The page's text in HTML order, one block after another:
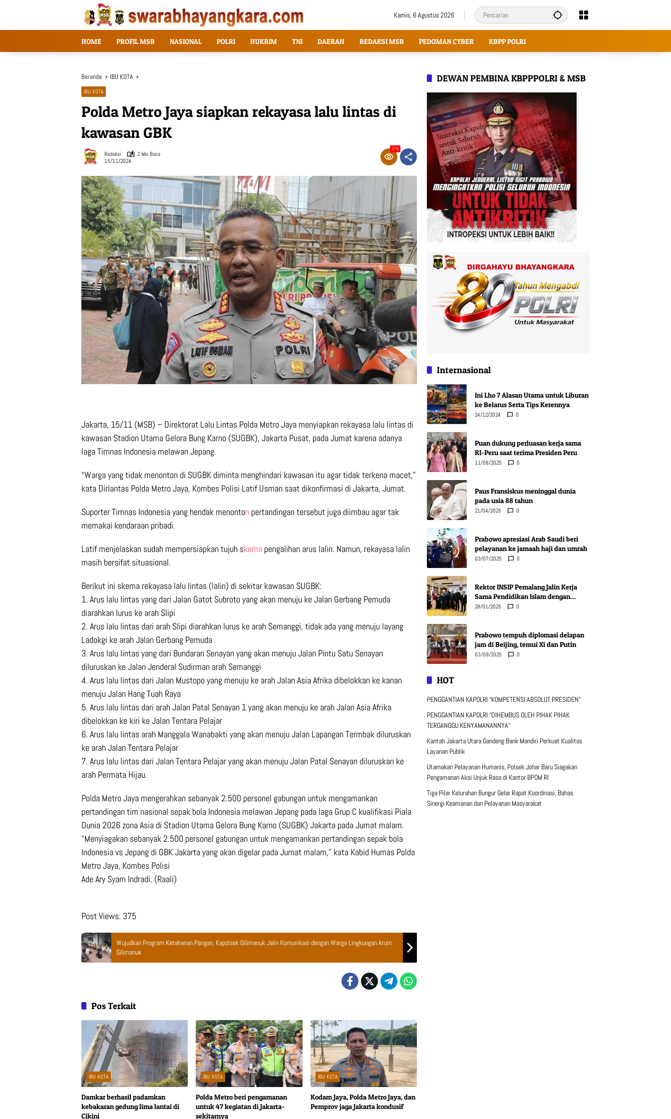
Kamis, 6 Agustus 2026
HOME PROFIL MSB NASIONAL POLRI HUKRIM TNI DAERAH REDAKSI MSB PEDOMAN CYBER KBPP POLRI
Beranda IBU KOTA
IBU KOTA
Polda Metro Jaya siapkan rekayasa lalu lintas di
kawasan GBK
Redaksi
2 Min Baca
15/11/2024
375
Jakarta, 15/11 (MSB) – Direktorat Lalu Lintas Polda Metro Jaya menyiapkan rekayasa lalu lintas di
kawasan Stadion Utama Gelora Bung Karno (SUGBK), Jakarta Pusat, pada Jumat karena adanya
laga Timnas Indonesia melawan Jepang.
“Warga yang tidak menonton di SUGBK diminta menghindari kawasan itu agar tidak terkena macet,”
kata Dirlantas Polda Metro Jaya, Kombes Polisi Latif Usman saat dikonfirmasi di Jakarta, Jumat.
Suporter Timnas Indonesia yang hendak menonton pertandingan tersebut juga diimbau agar tak
memakai kendaraan pribadi.
Latif menjelaskan sudah mempersiapkan tujuh skema pengalihan arus lalin. Namun, rekayasa lalin
masih bersifat situasional.
Berikut ini skema rekayasa lalu lintas (lalin) di sekitar kawasan SUGBK:
1. Arus lalu lintas yang dari Jalan Gatot Subroto yang akan menuju ke Jalan Gerbang Pemuda
diarahkan lurus ke arah Slipi
2. Arus lalu lintas dari arah Slipi diarahkan lurus ke arah Semanggi, tidak ada yang menuju layang
Ladokgi ke arah Jalan Gerbang Pemuda
3. Arus lalu lintas yang dari Bundaran Senayan yang akan menuju Jalan Pintu Satu Senayan
diluruskan ke Jalan Jenderal Sudirman arah Semanggi
4. Arus lalu lintas dari Jalan Mustopo yang menuju ke arah Jalan Asia Afrika dibelokkan ke kanan
menuju Jalan Hang Tuah Raya
5. Arus lalu lintas dari arah Jalan Patal Senayan 1 yang akan menuju ke arah Jalan Asia Afrika
dibelokkan ke kiri ke Jalan Tentara Pelajar
6. Arus lalu lintas arah Manggala Wanabakti yang akan menuju Jalan Lapangan Termbak diluruskan
ke arah Jalan Tentara Pelajar
7. Arus lalu lintas dari Jalan Tentara Pelajar yang akan menuju Jalan Patal Senayan diluruskan ke
arah Permata Hijau.
Polda Metro Jaya mengerahkan sebanyak 2.500 personel gabungan untuk mengamankan
pertandingan tim nasional sepak bola Indonesia melawan Jepang pada laga Grup C kualifikasi Piala
Dunia 2026 zona Asia di Stadion Utama Gelora Bung Karno (SUGBK) Jakarta pada Jumat malam.
“Menyiagakan sebanyak 2.500 personel gabungan untuk mengamankan pertandingan sepak bola
Indonesia vs Jepang di GBK Jakarta yang akan digelar pada Jumat malam,” kata Kabid Humas Polda
Metro Jaya, Kombes Polisi
Ade Ary Syam Indradi. (Raali)
Post Views: 375
Wujudkan Program Ketahanan Pangan, Kapolsek Gilimanuk Jalin Komunikasi dengan Warga Lingkungan Arum
Gilimanuk
Pos Terkait
IBU KOTA
Damkar berhasil padamkan
kebakaran gedung lima lantai di
Cikini
IBU KOTA
Polda Metro beri pengamanan
untuk 47 kegiatan di Jakarta-
sekitarnya
IBU KOTA
Kodam Jaya, Polda Metro Jaya, dan
Pemprov jaga Jakarta kondusif
DEWAN PEMBINA KBPPPOLRI & MSB
Internasional
Ini Lho 7 Alasan Utama untuk Liburan
ke Belarus Serta Tips Kerennya
24/12/2024 0
Puan dukung perluasan kerja sama
RI-Peru saat terima Presiden Peru
11/08/2025 0
Paus Fransiskus meninggal dunia
pada usia 88 tahun
21/04/2025 0
Prabowo apresiasi Arab Saudi beri
pelayanan ke jamaah haji dan umrah
03/07/2025 0
Rektor INSIP Pemalang Jalin Kerja
Sama Pendidikan Islam dengan
Komunitas Muslim Novi Pazar, Serbia
28/01/2025 0
Prabowo tempuh diplomasi delapan
jam di Beijing, temui Xi dan Putin
03/09/2025 0
HOT
PENGGANTIAN KAPOLRI “KOMPETENSI ABSOLUT PRESIDEN”
PENGGANTIAN KAPOLRI “DIHEMBUS OLEH PIHAK PIHAK
TERGANGGU KENYAMANANNYA”
Kantah Jakarta Utara Gandeng Bank Mandiri Perkuat Kualitas
Layanan Publik
Utamakan Pelayanan Humanis, Polsek Johar Baru Siagakan
Pengamanan Aksi Unjuk Rasa di Kantor BPOM RI
Tiga Pilar Kelurahan Bungur Gelar Rapat Koordinasi, Bahas
Sinergi Keamanan dan Pelayanan Masyarakat